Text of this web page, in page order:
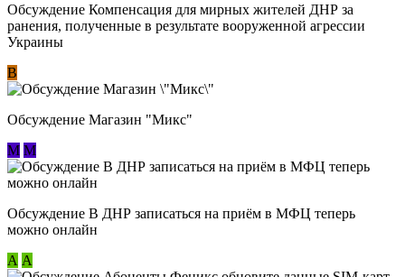
Обсуждение Компенсация для мирных жителей ДНР за
ранения, полученные в результате вооруженной агрессии
Украины
В
Обсуждение Магазин "Микс"
М М
Обсуждение В ДНР записаться на приём в МФЦ теперь
можно онлайн
А А